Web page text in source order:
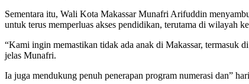
Sementara itu, Wali Kota Makassar Munafri Arifuddin
untuk terus memperluas akses pendidikan, terutama di wilayah
“Kami ingin memastikan tidak ada anak di Makassar, termasuk
jelas Munafri.
Ia juga mendukung penuh penerapan program numerasi dan”